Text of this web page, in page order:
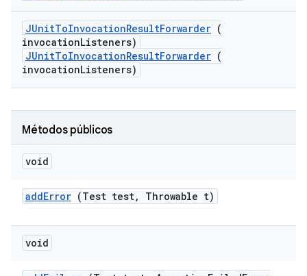
JUnitToInvocationResultForwarder (
invocationListeners)
JUnitToInvocationResultForwarder (
invocationListeners)
Métodos públicos
void
addError (Test test, Throwable t)
void